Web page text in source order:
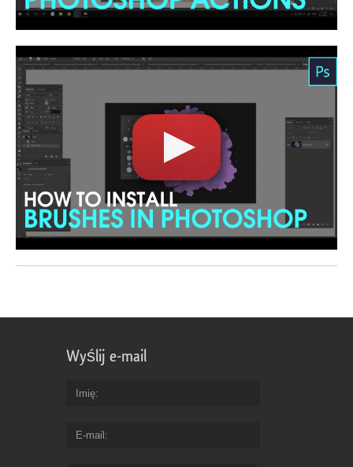
Wyślij e-mail
Imię
E-mail